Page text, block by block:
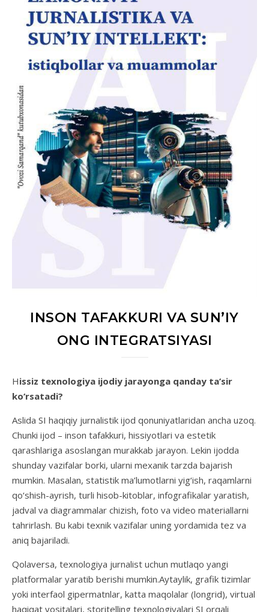
INSON TAFAKKURI VA SUN’IY
ONG INTEGRATSIYASI
Hissiz texnologiya ijodiy jarayonga qanday ta’sir
ko‘rsatadi?
Aslida SI haqiqiy jurnalistik ijod qonuniyatlaridan ancha uzoq.
Chunki ijod – inson tafakkuri, hissiyotlari va estetik
qarashlariga asoslangan murakkab jarayon. Lekin ijodda
shunday vazifalar borki, ularni mexanik tarzda bajarish
mumkin. Masalan, statistik ma’lumotlarni yig‘ish, raqamlarni
qo‘shish-ayrish, turli hisob-kitoblar, infografikalar yaratish,
jadval va diagrammalar chizish, foto va video materiallarni
tahrirlash. Bu kabi texnik vazifalar uning yordamida tez va
aniq bajariladi.
Qolaversa, texnologiya jurnalist uchun mutlaqo yangi
platformalar yaratib berishi mumkin.Aytaylik, grafik tizimlar
yoki interfaol gipermatnlar, katta maqolalar (longrid), virtual
haqiqat vositalari, storitelling texnologiyalari SI orqali